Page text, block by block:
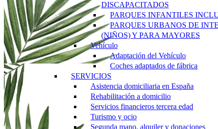
DISCAPACITADOS
PARQUES INFANTILES
PARQUES URBANOS DE
(NIÑOS) Y PARA MAYORES
Vehículo
Adaptación del Vehículo
Coches adaptados de fábrica
SERVICIOS
Asistencia domiciliaria en España
Rehabilitación a domicilio
Servicios financieros tercera edad
Turismo y ocio
Segunda mano, alquiler y donaciones